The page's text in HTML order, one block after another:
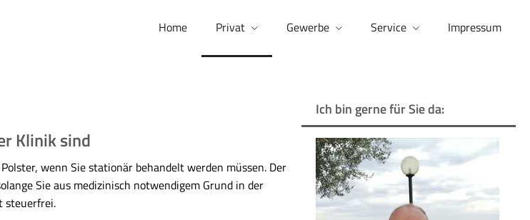
Home Privat Gewerbe Service Impressum
Ich bin gerne für Sie da:
Klinik sind
wenn Sie stationär behandelt werden müssen. Der
Sie aus medizinisch notwendigem Grund in der
steuerfrei.